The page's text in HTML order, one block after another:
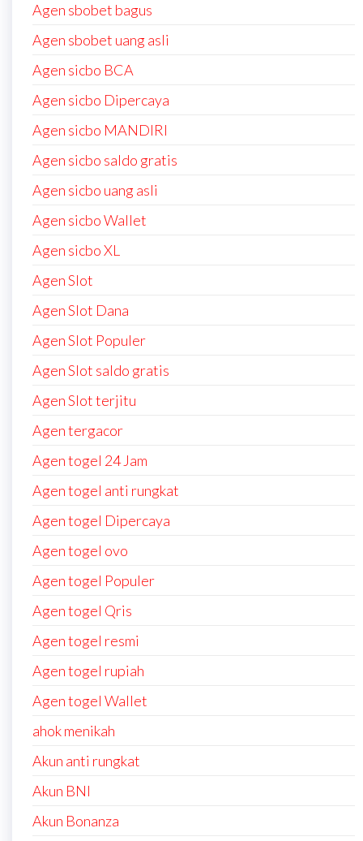
Agen sbobet bagus
Agen sbobet uang asli
Agen sicbo BCA
Agen sicbo Dipercaya
Agen sicbo MANDIRI
Agen sicbo saldo gratis
Agen sicbo uang asli
Agen sicbo Wallet
Agen sicbo XL
Agen Slot
Agen Slot Dana
Agen Slot Populer
Agen Slot saldo gratis
Agen Slot terjitu
Agen tergacor
Agen togel 24 Jam
Agen togel anti rungkat
Agen togel Dipercaya
Agen togel ovo
Agen togel Populer
Agen togel Qris
Agen togel resmi
Agen togel rupiah
Agen togel Wallet
ahok menikah
Akun anti rungkat
Akun BNI
Akun Bonanza